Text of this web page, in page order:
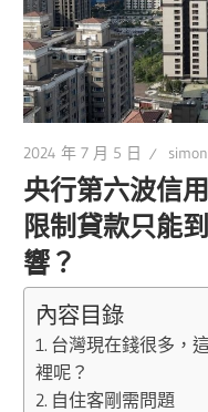
2024 年 7 月 5 日 simon
央行第六波信
限制貸款只能
響？
內容目錄
台灣現在錢很多，
裡呢？
自住客剛需問題